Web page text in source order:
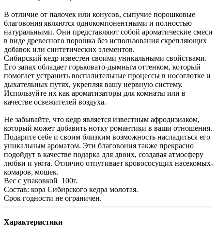
В отличие от палочек или конусов, сыпучие порошковые
благовония являются однокомпонентными и полностью
натуральными. Они представляют собой ароматические смеси
в виде древесного порошка без использования скрепляющих
добавок или синтетических элементов.
Сибирский кедр известен своими уникальными свойствами.
Его запах обладает горьковато-дымным оттенком, который
помогает устранить воспалительные процессы в носоглотке и
дыхательных путях, укрепляя вашу нервную систему.
Используйте их как ароматизаторы для комнаты или в
качестве освежителей воздуха.
Не забывайте, что кедр является известным афродизиаком,
который может добавить нотку романтики в ваши отношения.
Подарите себе и своим близким возможность насладиться его
уникальным ароматом. Эти благовония также прекрасно
подойдут в качестве подарка для двоих, создавая атмосферу
любви и уюта. Отлично отпугивает кровососущих насекомых-
комаров, мошек.
Вес с упаковкой 100г.
Состав: кора Сибирского кедра молотая.
Срок годности не ограничен.
Характеристики